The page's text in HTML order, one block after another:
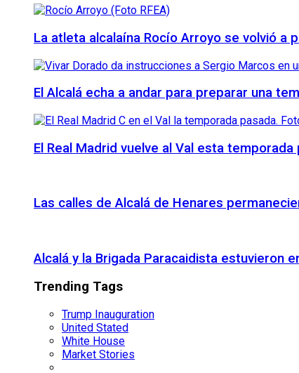
La atleta alcalaína Rocío Arroyo se volvió a
El Alcalá echa a andar para preparar una
El Real Madrid vuelve al Val esta
Las calles de Alcalá de Henares
Alcalá y la Brigada Paracaidista estuvieron
Trending Tags
Trump Inauguration
United Stated
White House
Market Stories